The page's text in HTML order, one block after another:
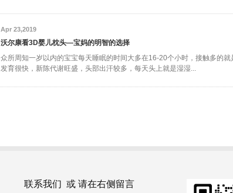
Apr 23,2019
沃尔康看3D婴儿枕头—宝妈的明智的选择
众所周知一岁以内的宝宝每天睡眠的时间大多在16-20个小时，接触多的
发育很快，新陈代谢旺盛，头部出汗较多，每天头上就是湿湿...
联系我们 或 请在右侧留言